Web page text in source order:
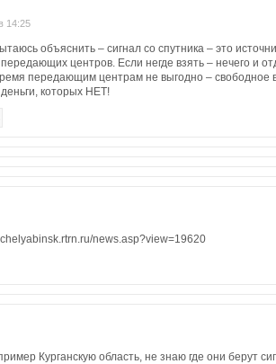
14:25
объяснить – сигнал со спутника – это
центров. Если негде взять – нечего и
передающим центрам не выгодно – свободное
деньги, которых НЕТ!
news.asp?view=19620
Курганскую область, не знаю где они берут